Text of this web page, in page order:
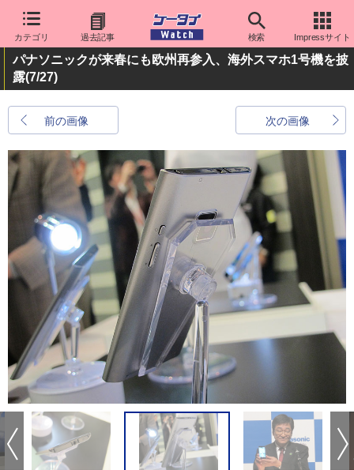
カテゴリ 過去記事 検索 Impressサイト
パナソニックが来春にも欧州再参入、海外スマホ1号機を披
露(7/27)
前の画像 次の画像